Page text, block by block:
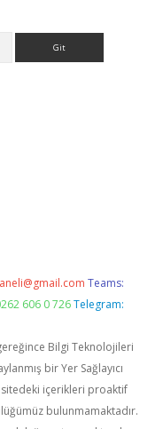
Teams:
606 0 726 Telegram:
Bilgi Teknolojileri
bir Yer Sağlayıcı
içerikleri proaktif
bulunmamaktadır.